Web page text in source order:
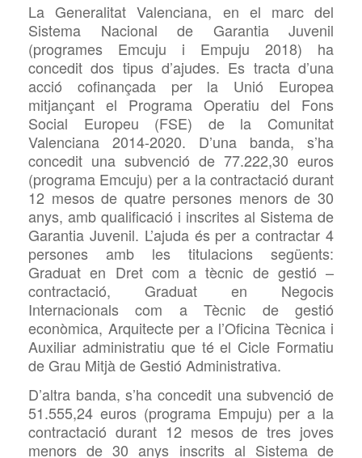
La Generalitat Valenciana, en el marc del
Sistema Nacional de Garantia Juvenil
(programes Emcuju i Empuju 2018) ha
concedit dos tipus d’ajudes. Es tracta d’una
acció cofinançada per la Unió Europea
mitjançant el Programa Operatiu del Fons
Social Europeu (FSE) de la Comunitat
Valenciana 2014-2020. D’una banda, s’ha
concedit una subvenció de 77.222,30 euros
(programa Emcuju) per a la contractació durant
12 mesos de quatre persones menors de 30
anys, amb qualificació i inscrites al Sistema de
Garantia Juvenil. L’ajuda és per a contractar 4
persones amb les titulacions següents:
Graduat en Dret com a tècnic de gestió –
contractació, Graduat en Negocis
Internacionals com a Tècnic de gestió
econòmica, Arquitecte per a l’Oficina Tècnica i
Auxiliar administratiu que té el Cicle Formatiu
de Grau Mitjà de Gestió Administrativa.
D’altra banda, s’ha concedit una subvenció de
51.555,24 euros (programa Empuju) per a la
contractació durant 12 mesos de tres joves
menors de 30 anys inscrits al Sistema de